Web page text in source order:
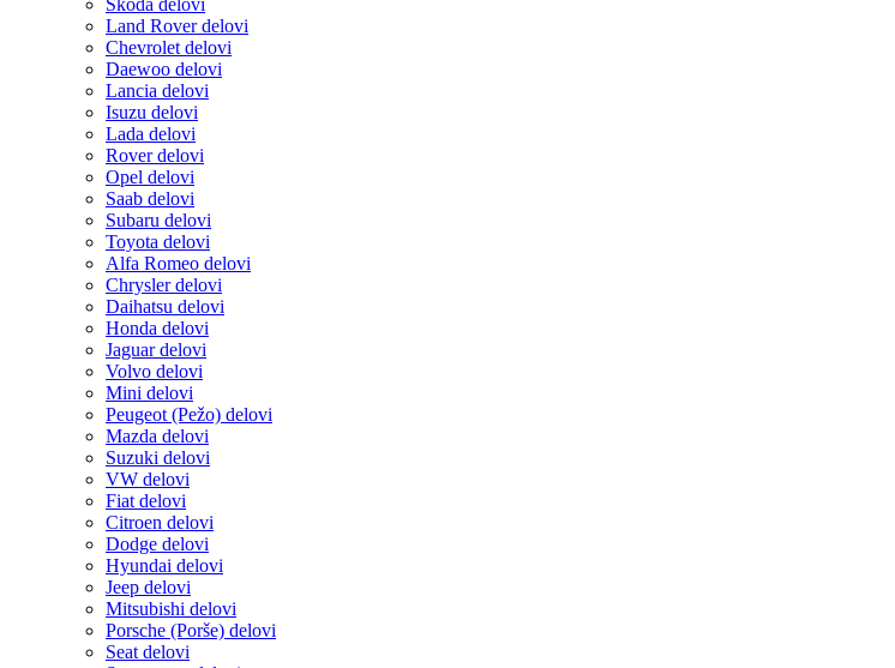
Škoda delovi
Land Rover delovi
Chevrolet delovi
Daewoo delovi
Lancia delovi
Isuzu delovi
Lada delovi
Rover delovi
Opel delovi
Saab delovi
Subaru delovi
Toyota delovi
Alfa Romeo delovi
Chrysler delovi
Daihatsu delovi
Honda delovi
Jaguar delovi
Volvo delovi
Mini delovi
Peugeot (Pežo) delovi
Mazda delovi
Suzuki delovi
VW delovi
Fiat delovi
Citroen delovi
Dodge delovi
Hyundai delovi
Jeep delovi
Mitsubishi delovi
Porsche (Porše) delovi
Seat delovi